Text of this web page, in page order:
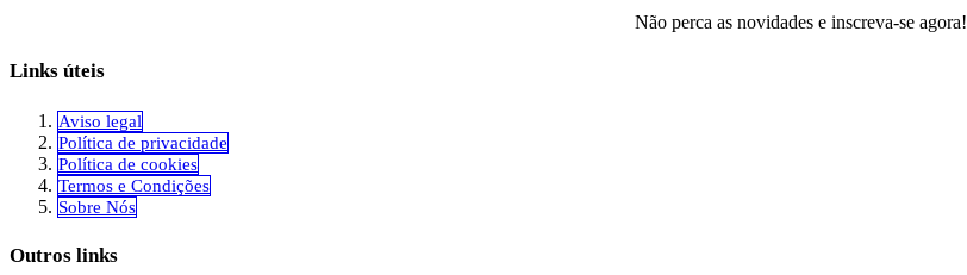
Não perca as novidades e inscreva-se agora!
Links úteis
Aviso legal
Política de privacidade
Política de cookies
Termos e Condições
Sobre Nós
Outros links